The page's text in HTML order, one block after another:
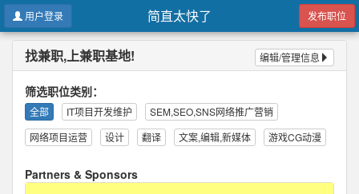
简直太快了
用户登录 发布职位
找兼职,上兼职基地! 编辑/管理信息
筛选职位类别：
全部 IT项目开发维护
SEM,SEO,SNS网络推广营销
网络项目运营
设计 翻译 文案,编辑,新媒体 游戏CG动漫
Partners & Sponsors